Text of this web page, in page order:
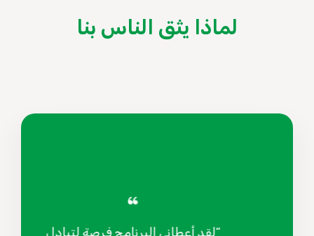
لماذا يثق الناس بنا
الخبرات وأن أكون كامرأة جزءًا من
تغيير أكبر للمجتمعات في اليمن . “